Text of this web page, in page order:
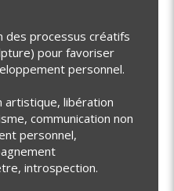
des processus créatifs
pour favoriser
personnel.
artistique, libération
communication non
personnel,
introspection.